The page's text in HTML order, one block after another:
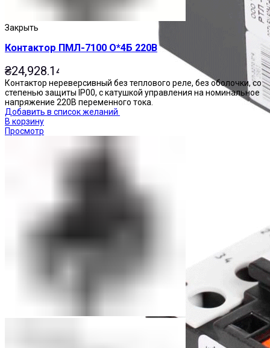
Закрыть
Контактор ПМЛ-7100 О*4Б 220В
₴24,928.14
Контактор нереверсивный без теплового реле, без оболочки, со
степенью защиты IP00, с катушкой управления на номинальное
напряжение 220В переменного тока.
Добавить в список желаний
В корзину
Просмотр